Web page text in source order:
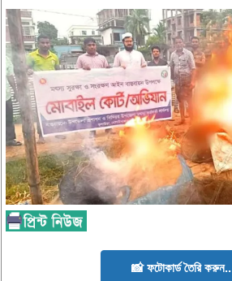
📸 ফটোকার্ড তৈরি করুন..